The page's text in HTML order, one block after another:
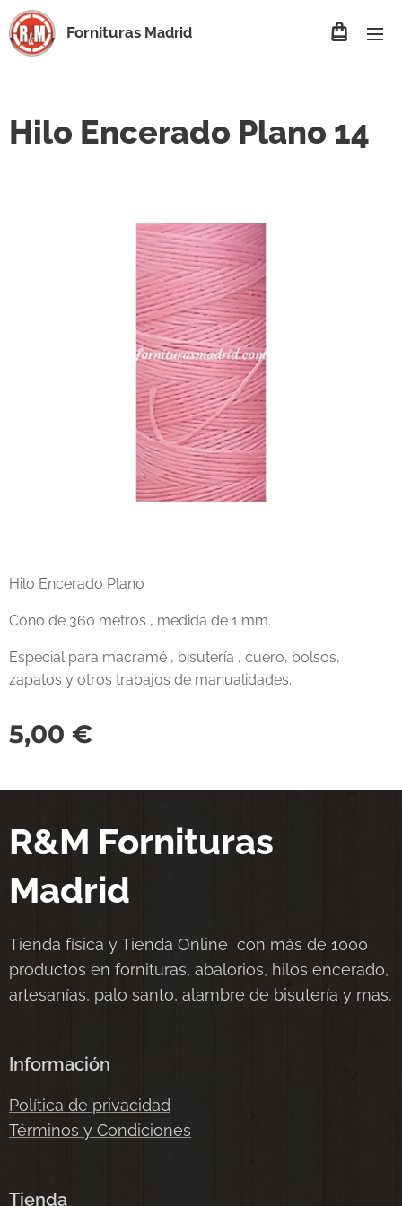
Fornituras Madrid
Hilo Encerado Plano 14
Hilo Encerado Plano
Cono de 360 metros , medida de 1 mm.
Especial para macramé , bisutería , cuero, bolsos,
zapatos y otros trabajos de manualidades.
5,00 €
R&M Fornituras
Madrid
Tienda física y Tienda Online con más de 1000
productos en fornituras, abalorios, hilos encerado,
artesanías, palo santo, alambre de bisutería y mas.
Información
Política de privacidad
Términos y Condiciones
Tienda